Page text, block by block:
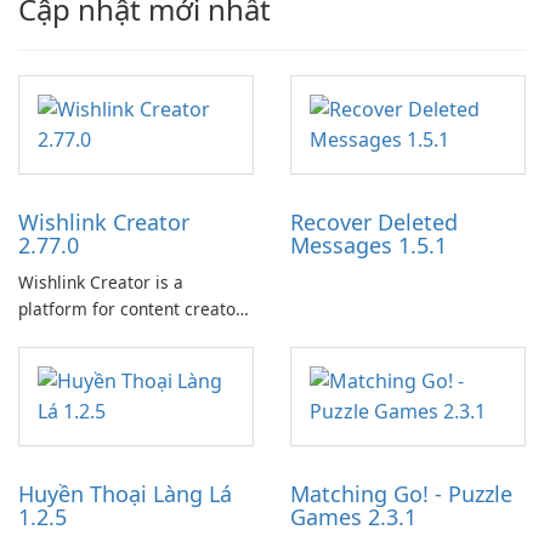
Cập nhật mới nhất
Wishlink Creator
2.77.0
Wishlink Creator is a
platform for content creators
work through built-in brand
partnerships and integrated
tools for content distribution
and audience engagement.
Recover Deleted
Messages 1.5.1
Huyền Thoại Làng Lá
1.2.5
Matching Go! - Puzzle
Games 2.3.1